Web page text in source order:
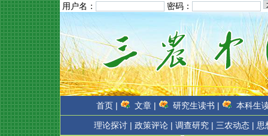
用户名： 密码：
首页 | 文章 | 研究生读书 | 本科生
理论探讨 | 政策评论 | 调查研究 | 三农动态 | 思